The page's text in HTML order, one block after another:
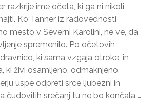
razkrije ime očeta, ki ga ni nikoli
Ko Tanner iz radovednosti
mesto v Severni Karolini, ne ve, da
spremenilo. Po očetovih
ki sama vzgaja otroke, in
ki živi osamljeno, odmaknjeno
uspe odpreti srce ljubezni in
čudovitih srečanj tu ne bo končala …